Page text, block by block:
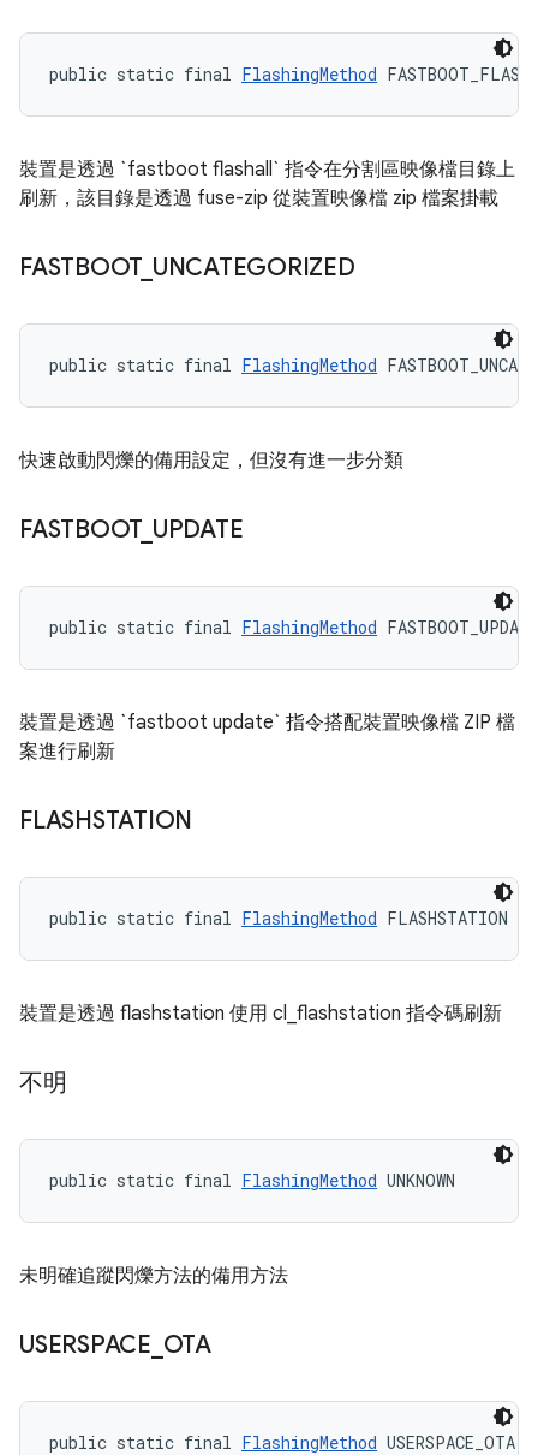
public static final FlashingMethod
裝置是透過 `fastboot flashall` 指令在分割區映像檔目錄上
刷新，該目錄是透過 fuse-zip 從裝置映像檔 zip 檔案掛載
FASTBOOT_ UNCATEGORIZED
public static final FlashingMethod
快速啟動閃爍的備用設定，但沒有進一步分類
FASTBOOT_ UPDATE
public static final FlashingMethod FASTBOOT_UPDATE
裝置是透過 `fastboot update` 指令搭配裝置映像檔 ZIP 檔
案進行刷新
FLASHSTATION
public static final FlashingMethod FLASHSTATION
裝置是透過 flashstation 使用 cl_flashstation 指令碼刷新
不明
public static final FlashingMethod UNKNOWN
未明確追蹤閃爍方法的備用方法
USERSPACE OTA
public static final FlashingMethod USERSPACE_OTA